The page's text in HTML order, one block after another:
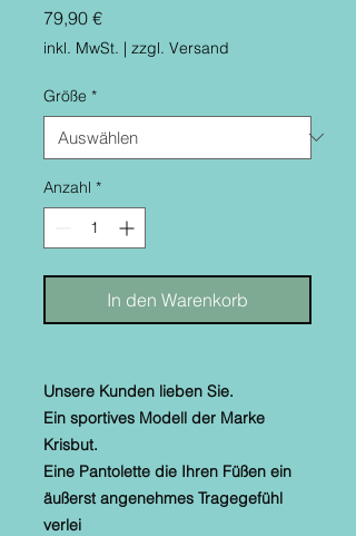
79,90 €Preis
inkl. MwSt. | zzgl. Versand
Größe *
Anzahl *
In den Warenkorb
Unsere Kunden lieben Sie.
Ein sportives Modell der Marke
Krisbut.
Eine Pantolette die Ihren Füßen ein
äußerst angenehmes Tragegefühl
verlei